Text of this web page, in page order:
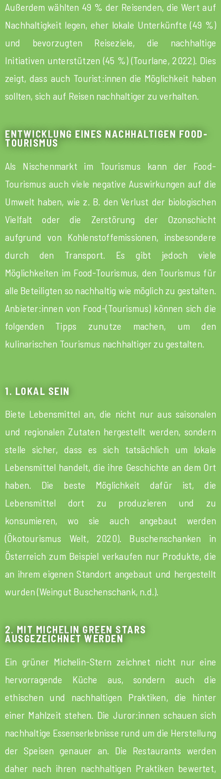
Außerdem wählten 49 % der Reisenden, die Wert auf
Nachhaltigkeit legen, eher lokale Unterkünfte (49 %)
und bevorzugten Reiseziele, die nachhaltige
Initiativen unterstützen (45 %) (Tourlane, 2022). Dies
zeigt, dass auch Tourist:innen die Möglichkeit haben
sollten, sich auf Reisen nachhaltiger zu verhalten.
ENTWICKLUNG EINES NACHHALTIGEN FOOD-
TOURISMUS
Als Nischenmarkt im Tourismus kann der Food-
Tourismus auch viele negative Auswirkungen auf die
Umwelt haben, wie z. B. den Verlust der biologischen
Vielfalt oder die Zerstörung der Ozonschicht
aufgrund von Kohlenstoffemissionen, insbesondere
durch den Transport. Es gibt jedoch viele
Möglichkeiten im Food-Tourismus, den Tourismus für
alle Beteiligten so nachhaltig wie möglich zu gestalten.
Anbieter:innen von Food-(Tourismus) können sich die
folgenden Tipps zunutze machen, um den
kulinarischen Tourismus nachhaltiger zu gestalten.
1. LOKAL SEIN
Biete Lebensmittel an, die nicht nur aus saisonalen
und regionalen Zutaten hergestellt werden, sondern
stelle sicher, dass es sich tatsächlich um lokale
Lebensmittel handelt, die ihre Geschichte an dem Ort
haben. Die beste Möglichkeit dafür ist, die
Lebensmittel dort zu produzieren und zu
konsumieren, wo sie auch angebaut werden
(Ökotourismus Welt, 2020). Buschenschanken in
Österreich zum Beispiel verkaufen nur Produkte, die
an ihrem eigenen Standort angebaut und hergestellt
wurden (Weingut Buschenschank, n.d.).
2. MIT MICHELIN GREEN STARS
AUSGEZEICHNET WERDEN
Ein grüner Michelin-Stern zeichnet nicht nur eine
hervorragende Küche aus, sondern auch die
ethischen und nachhaltigen Praktiken, die hinter
einer Mahlzeit stehen. Die Juror:innen schauen sich
nachhaltige Essenserlebnisse rund um die Herstellung
der Speisen genauer an. Die Restaurants werden
daher nach ihren nachhaltigen Praktiken bewertet,